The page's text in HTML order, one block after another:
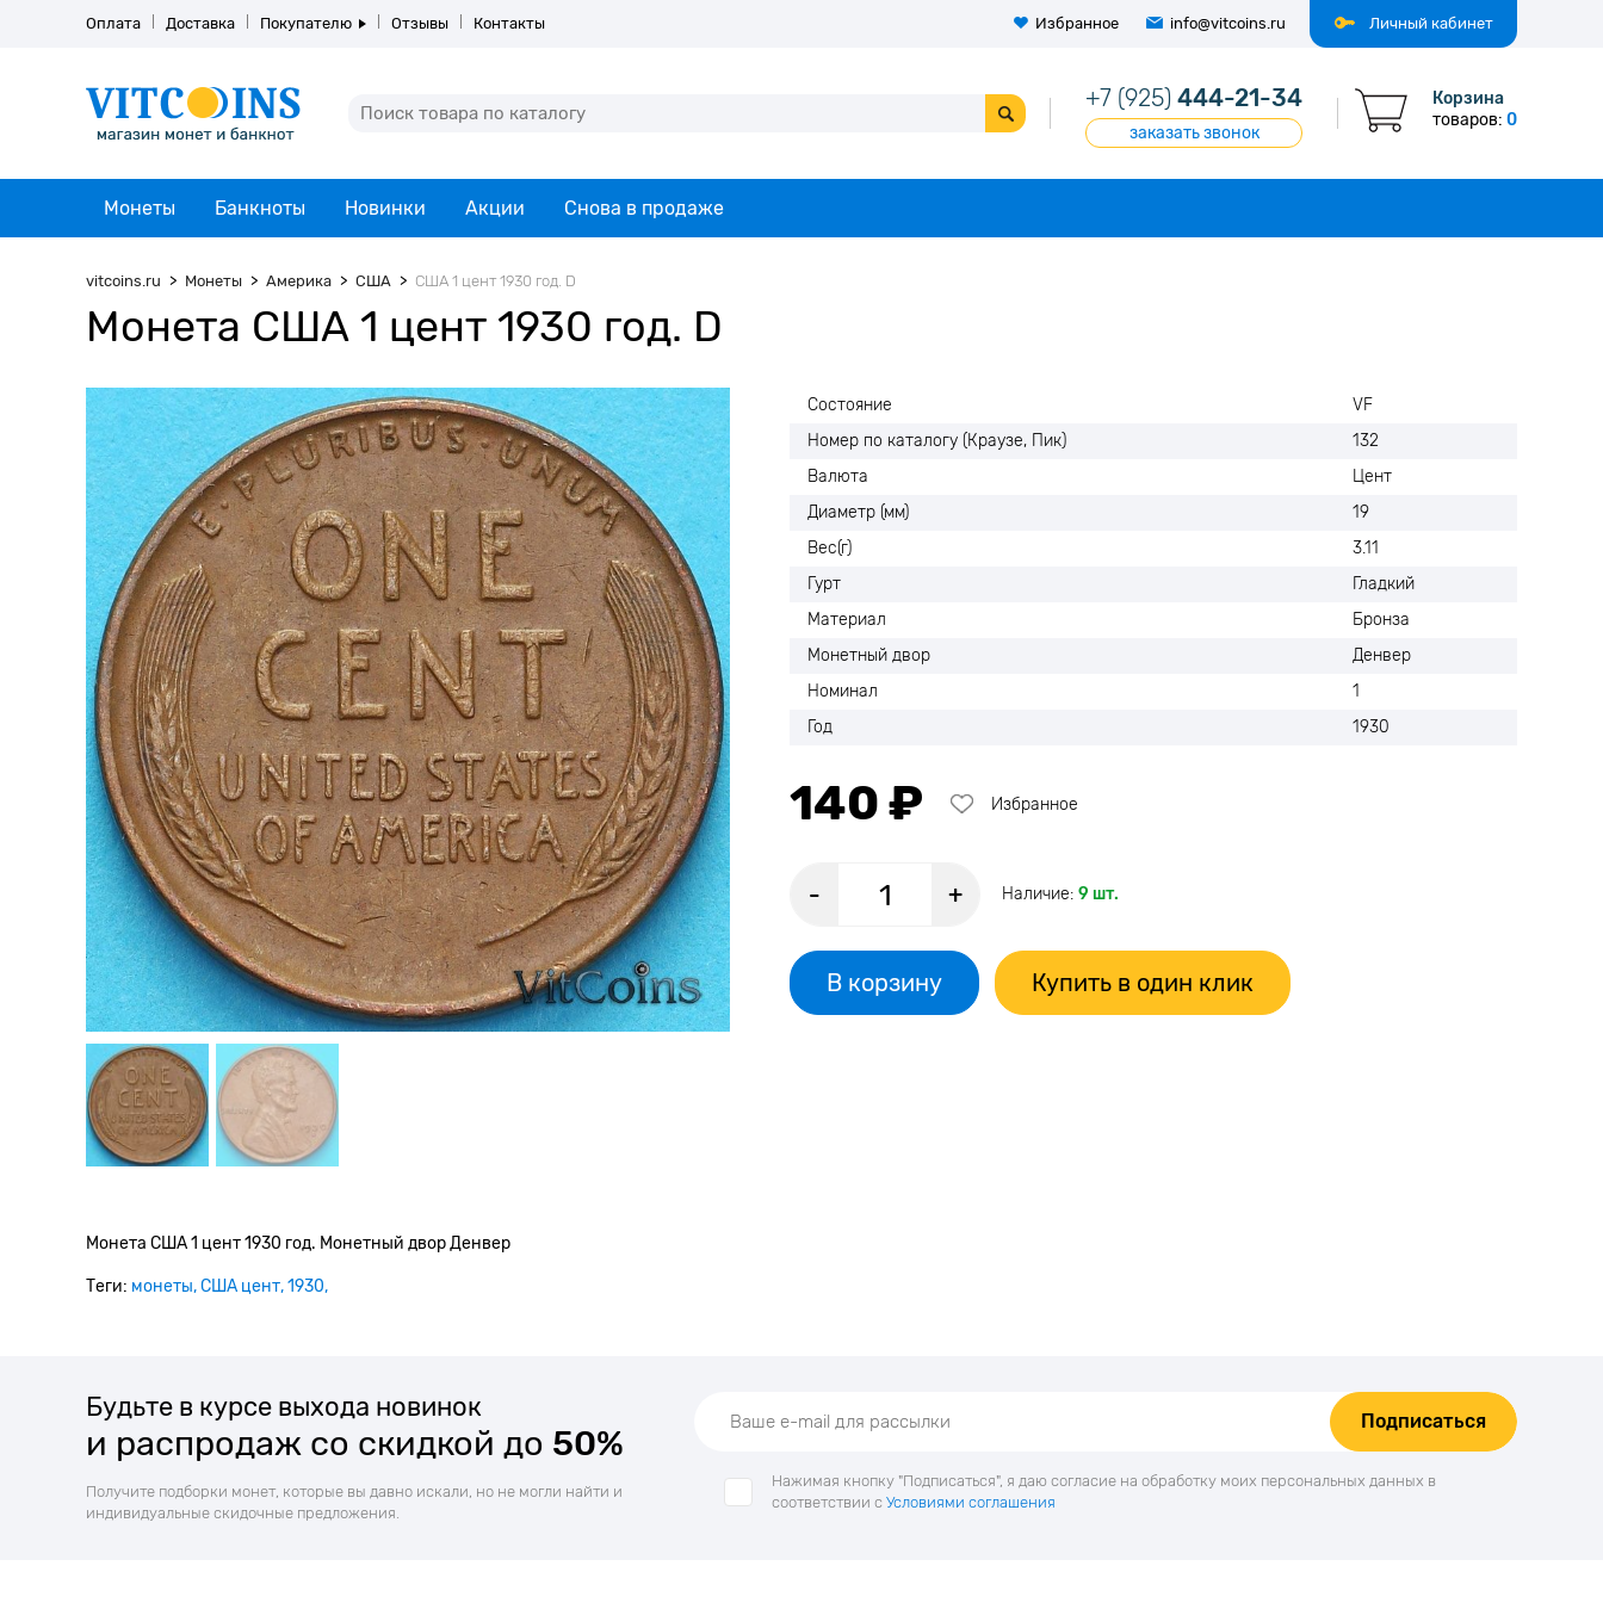
Личный кабинет
Оплата Доставка Покупателю Отзывы Контакты Избранное info@vitcoins.ru
+7 (925) 444-21-34
заказать звонок
Корзина
товаров: 0
Монеты Банкноты Новинки Акции Снова в продаже
vitcoins.ru Монеты Америка США США 1 цент 1930 год. D
Монета США 1 цент 1930 год. D
Состояние
VF
Номер по каталогу (Краузе, Пик)
132
Валюта
Цент
Диаметр (мм)
19
Вес(г)
3.11
Гурт
Гладкий
Материал
Бронза
Монетный двор
Денвер
Номинал
1
Год
1930
140 ₽ Избранное
- + Наличие: 9 шт.
В корзину Купить в один клик
Монета США 1 цент 1930 год. Монетный двор Денвер
Теги: монеты США цент 1930
Будьте в курсе выхода новинок
и распродаж со скидкой до 50%
Получите подборки монет, которые вы давно искали, но не могли найти и
индивидуальные скидочные предложения.
Подписаться
Нажимая кнопку "Подписаться", я даю согласие на обработку моих персональных данных в
соответствии с Условиями соглашения